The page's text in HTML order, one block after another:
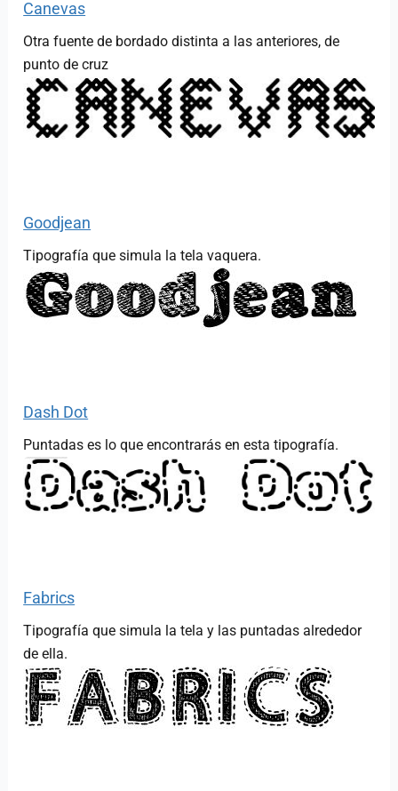
Canevas
Otra fuente de bordado distinta a las anteriores, de
punto de cruz
Goodjean
Tipografía que simula la tela vaquera.
Dash Dot
Puntadas es lo que encontrarás en esta tipografía.
Fabrics
Tipografía que simula la tela y las puntadas alrededor
de ella.